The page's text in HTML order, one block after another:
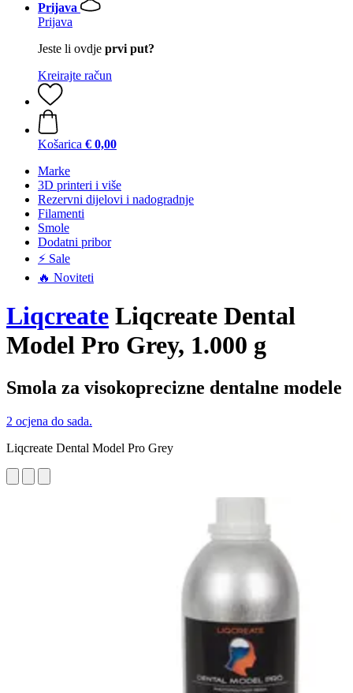
Prijava
Prijava
Jeste li ovdje prvi put?
Kreirajte račun
Košarica € 0,00
Marke
3D printeri i više
Rezervni dijelovi i nadogradnje
Filamenti
Smole
Dodatni pribor
⚡ Sale
🔥 Noviteti
Liqcreate Liqcreate Dental
Model Pro Grey, 1.000 g
Smola za visokoprecizne dentalne modele
2 ocjena do sada.
Liqcreate Dental Model Pro Grey